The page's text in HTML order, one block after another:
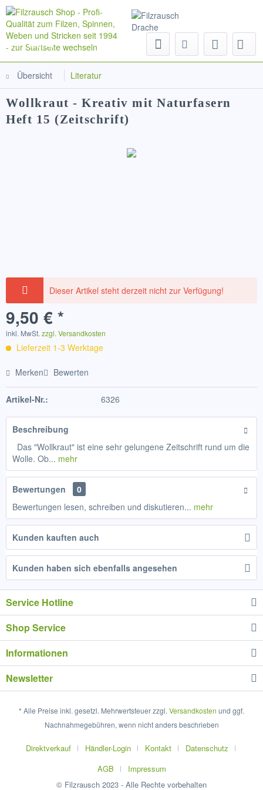
Menü
Übersicht Literatur
Wollkraut - Kreativ mit Naturfasern
Heft 15 (Zeitschrift)
Dieser Artikel steht derzeit nicht zur Verfügung!
9,50 € *
inkl. MwSt. zzgl. Versandkosten
Lieferzeit 1-3 Werktage
Merken Bewerten
Artikel-Nr.: 6326
Beschreibung
Das "Wollkraut" ist eine sehr gelungene Zeitschrift rund um die
Wolle. Ob... mehr
Bewertungen
0
Bewertungen lesen, schreiben und diskutieren... mehr
Kunden kauften auch
Kunden haben sich ebenfalls angesehen
Service Hotline
Shop Service
Informationen
Newsletter
* Alle Preise inkl. gesetzl. Mehrwertsteuer zzgl. Versandkosten und ggf.
Nachnahmegebühren, wenn nicht anders beschrieben
Direktverkauf Händler-Login Kontakt
Datenschutz
AGB
Impressum
© Filzrausch 2023 - Alle Rechte vorbehalten